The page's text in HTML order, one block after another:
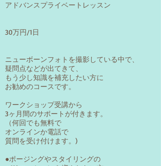
アドバンスプライベートレッスン
30万円/1日
ニューボーンフォトを撮影している中で、
疑問点などが出てきて、
もう少し知識を補充したい方に
お勧めのコースです。
ワークショップ受講から
3ヶ月間のサポートが付きます。
（何回でも無料で
オンラインか電話で
質問を受け付けます。)
●ポージングやスタイリングの